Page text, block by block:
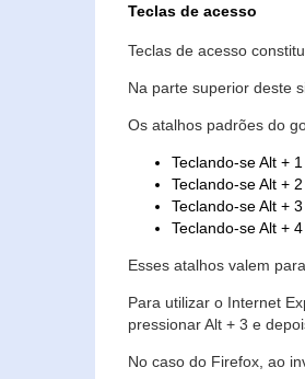
Teclas de acesso
Teclas de acesso
Na parte superior deste
Os atalhos padrões do
Teclando-se Alt +
Teclando-se Alt +
Teclando-se Alt +
Teclando-se Alt +
Esses atalhos valem
Para utilizar o Internet
pressionar Alt + 3 e
No caso do Firefox, ao